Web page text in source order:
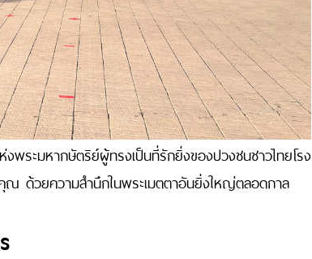
ะมหากษัตริย์ผู้ทรงเป็นที่รักยิ่งของปวงชนชาวไทยโรง
ด้วยความสำนึกในพระเมตตาอันยิ่งใหญ่ตลอดกาล